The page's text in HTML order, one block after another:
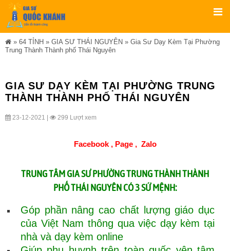
» 64 TỈNH » GIA SƯ THÁI NGUYÊN » Gia Sư Dạy Kèm Tại Phường
Trung Thành Thành phố Thái Nguyên
GIA SƯ DẠY KÈM TẠI PHƯỜNG TRUNG
THÀNH THÀNH PHỐ THÁI NGUYÊN
23-12-2021 | 299 Lượt xem
Facebook , Page, Zalo
TRUNG TÂM GIA SƯ PHƯỜNG TRUNG THÀNH THÀNH
PHỐ THÁI NGUYÊN CÓ 3 SỨ MỆNH:
Góp phần nâng cao chất lượng giáo dục
của Việt Nam thông qua việc dạy kèm tại
nhà và dạy kèm online